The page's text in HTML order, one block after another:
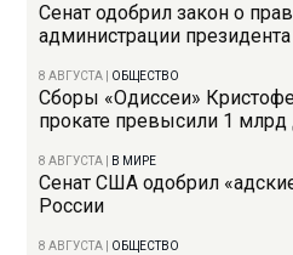
Сенат одобрил закон о
администрации президента
8 АВГУСТА ОБЩЕСТВО
Сборы «Одиссеи»
прокате превысили 1 млрд
8 АВГУСТА В МИРЕ
Сенат США одобрил
России
8 АВГУСТА ОБЩЕСТВО